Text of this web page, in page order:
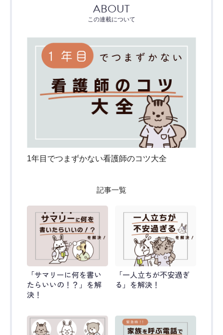
ABOUT
この連載について
1年目でつまずかない看護師のコツ大全
記事一覧
「サマリーに何を書い
たらいいの！？」を解
決！
「一人立ちが不安過ぎ
る」を解決！